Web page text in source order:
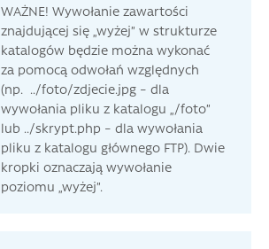
WAŻNE! Wywołanie zawartości
znajdującej się „wyżej” w strukturze
katalogów będzie można wykonać
za pomocą odwołań względnych
(np. ../foto/zdjecie.jpg – dla
wywołania pliku z katalogu „/foto”
lub ../skrypt.php – dla wywołania
pliku z katalogu głównego FTP). Dwie
kropki oznaczają wywołanie
poziomu „wyżej”.